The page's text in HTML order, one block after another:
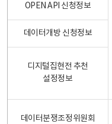
OPEN API 신청정보
데이터개방 신청정보
디지털집현전 추천
설정정보
데이터분쟁조정위원회